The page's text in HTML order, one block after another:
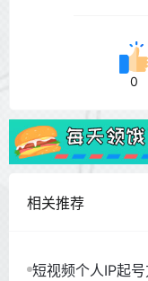
0
相关推荐
短视频个人IP起